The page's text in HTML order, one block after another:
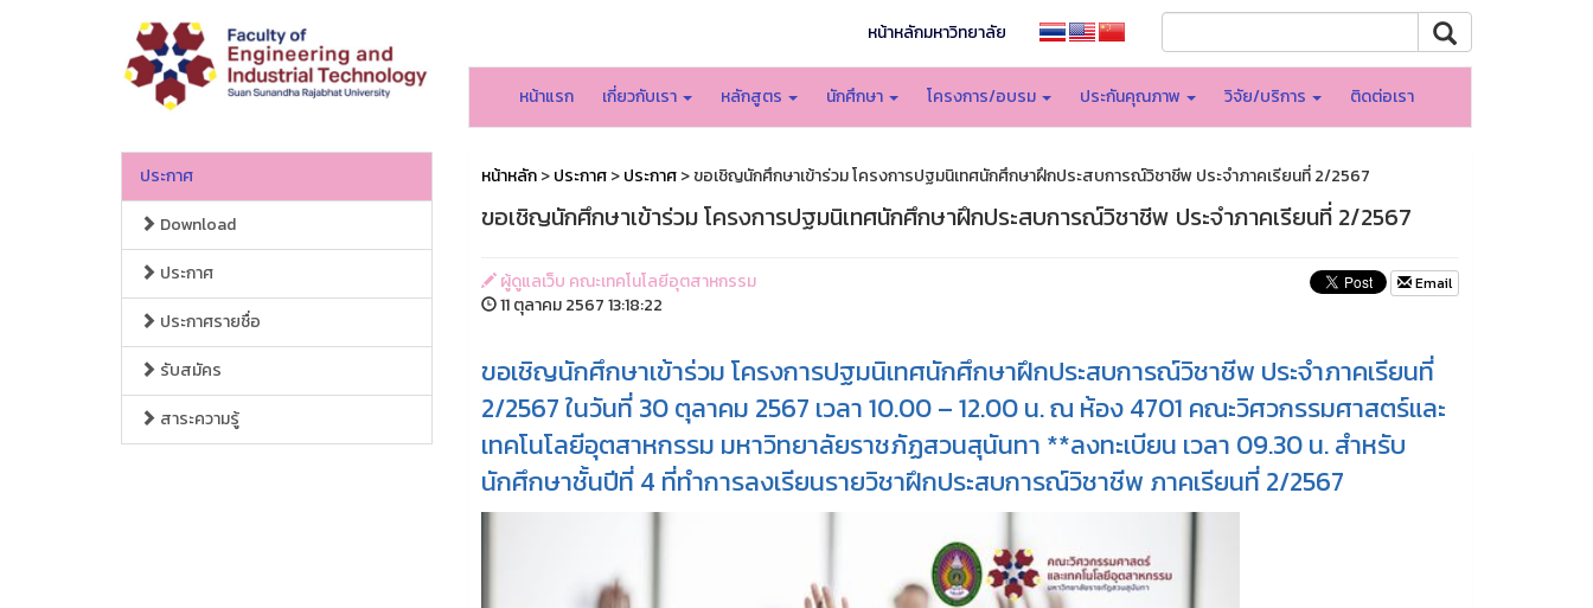
หน้าหลักมหาวิทยาลัย
หน้าแรก เกี่ยวกับเรา หลักสูตร นักศึกษา โครงการ/อบรม ประกันคุณภาพ วิจัย/บริการ ติดต่อเรา
ประกาศ
Download
ประกาศ
ประกาศรายชื่อ
รับสมัคร
สาระความรู้
หน้าหลัก>ประกาศ>ประกาศ> ขอเชิญนักศึกษาเข้าร่วม โครงการปฐมนิเทศนักศึกษาฝึกประสบการณ์วิชาชีพ ประจำภาคเรียนที่ 2/2567
ขอเชิญนักศึกษาเข้าร่วม โครงการปฐมนิเทศนักศึกษาฝึกประสบการณ์วิชาชีพ ประจำภาคเรียนที่ 2/2567
ผู้ดูแลเว็บ คณะเทคโนโลยีอุตสาหกรรม
11 ตุลาคม 2567 13:18:22
Email
ขอเชิญนักศึกษาเข้าร่วม โครงการปฐมนิเทศนักศึกษาฝึกประสบการณ์วิชาชีพ ประจำภาคเรียนที่
2/2567 ในวันที่ 30 ตุลาคม 2567 เวลา 10.00 – 12.00 น. ณ ห้อง 4701 คณะวิศวกรรมศาสตร์และ
เทคโนโลยีอุตสาหกรรม มหาวิทยาลัยราชภัฏสวนสุนันทา **ลงทะเบียน เวลา 09.30 น. สำหรับ
นักศึกษาชั้นปีที่ 4 ที่ทำการลงเรียนรายวิชาฝึกประสบการณ์วิชาชีพ ภาคเรียนที่ 2/2567